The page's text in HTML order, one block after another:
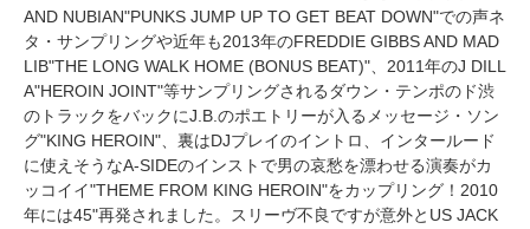
AND NUBIAN"PUNKS JUMP UP TO GET BEAT DOWN"での声ネ
タ・サンプリングや近年も2013年のFREDDIE GIBBS AND MAD
LIB"THE LONG WALK HOME (BONUS BEAT)"、2011年のJ DILL
A"HEROIN JOINT"等サンプリングされるダウン・テンポのド渋
のトラックをバックにJ.B.のポエトリーが入るメッセージ・ソン
グ"KING HEROIN"、裏はDJプレイのイントロ、インタールード
に使えそうなA-SIDEのインストで男の哀愁を漂わせる演奏がカ
ッコイイ"THEME FROM KING HEROIN"をカップリング！2010
年には45"再発されました。スリーヴ不良ですが意外とUS JACK